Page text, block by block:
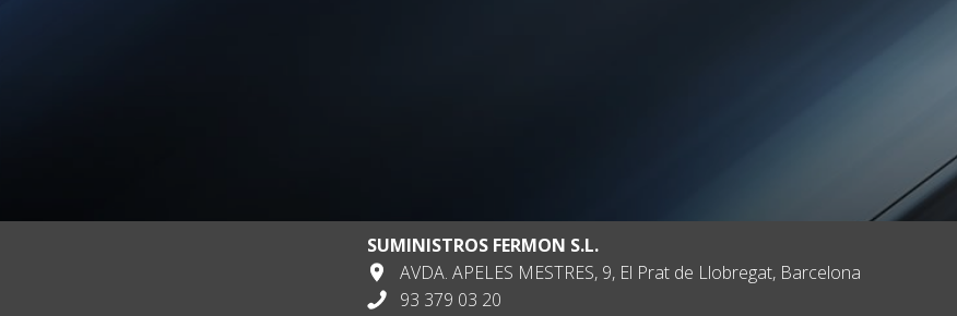
SUMINISTROS FERMON S.L.
AVDA. APELES MESTRES, 9, El Prat de Llobregat, Barcelona
93 379 03 20